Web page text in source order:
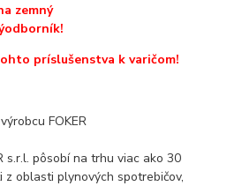
zemný
odborník!
príslušenstva k varičom!
FOKER
s.r.l. pôsobí na trhu viac ako 30
oblasti plynových spotrebičov,